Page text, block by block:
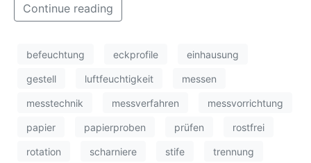
Continue reading
befeuchtung eckprofile einhausung
gestell luftfeuchtigkeit messen
messtechnik messverfahren messvorrichtung
papier papierproben prüfen rostfrei
rotation scharniere stife trennung